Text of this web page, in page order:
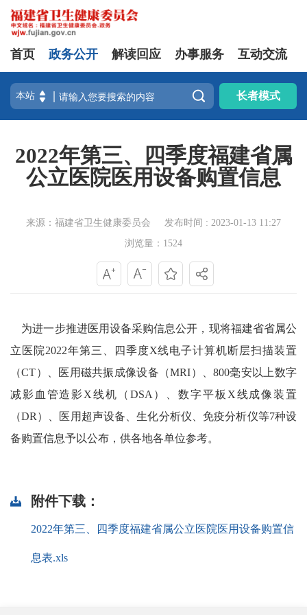
首页 政务公开 解读回应 办事服务 互动交流
 长者模式
2022年第三、四季度福建省属
公立医院医用设备购置信息
来源：福建省卫生健康委员会
发布时间 : 2023-01-13 11:27
浏览量：1524
为进一步推进医用设备采购信息公开，现将福建省省属公
立医院2022年第三、四季度X线电子计算机断层扫描装置
（CT）、医用磁共振成像设备（MRI）、800毫安以上数字
减影血管造影X线机（DSA）、数字平板X线成像装置
（DR）、医用超声设备、生化分析仪、免疫分析仪等7种设
备购置信息予以公布，供各地各单位参考。
附件下载：
2022年第三、四季度福建省属公立医院医用设备购置信
息表.xls